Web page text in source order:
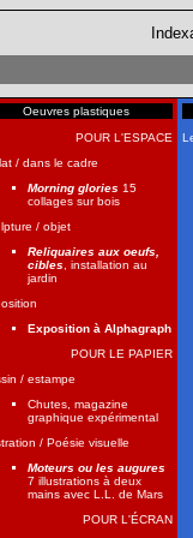
Oeuvres plastiques
POUR L'ESPACE
/ dans le cadre
Morning glories 15
collages sur bois
/ objet
Reliquaires aux oeufs,
cibles , installation au
jardin
Exposition à Alphagraph
POUR LE PAPIER
/ estampe
Chutes, magazine
graphique expérimental
/ Poésie visuelle
Moteurs ou les augures
7 illustrations à deux
mains avec L.L. de Mars
POUR L'ÉCRAN